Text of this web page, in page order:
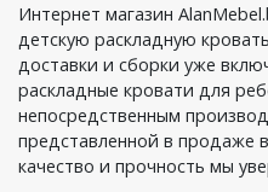
Интернет магазин
детскую раскладную
доставки и сборки уже
раскладные кровати для
непосредственным
представленной в продаже
качество и прочность мы